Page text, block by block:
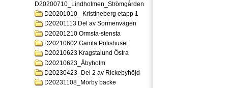
D20200710_Lindholmen_Strömgården
D20201010_ Kristineberg etapp 1
D20201113 Del av Sormenvägen
D20201210 Ormsta-stensta
D20210602 Gamla Polishuset
D20210623 Kragstalund Östra
D20210623_Åbyholm
D20230423_Del 2 av Rickebyhöjd
D20231108_Mörby backe